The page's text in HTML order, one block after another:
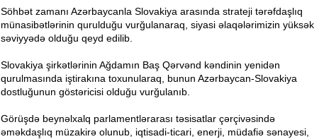
Söhbət zamanı Azərbaycanla Slovakiya arasında strateji tərəfdaşlıq
münasibətlərinin qurulduğu vurğulanaraq, siyasi əlaqələrimizin yüksək
səviyyədə olduğu qeyd edilib.
Slovakiya şirkətlərinin Ağdamın Baş Qərvənd kəndinin yenidən
qurulmasında iştirakına toxunularaq, bunun Azərbaycan-Slovakiya
dostluğunun göstəricisi olduğu vurğulanıb.
Görüşdə beynəlxalq parlamentlərarası təsisatlar çərçivəsində
əməkdaşlıq müzakirə olunub, iqtisadi-ticari, enerji, müdafiə sənayesi,